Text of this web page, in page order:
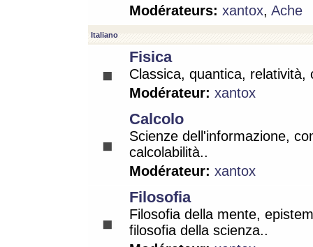
Modérateurs: xantox, Ache
Italiano
Fisica
Classica, quantica, relatività,
Modérateur: xantox
Calcolo
Scienze dell'informazione,
calcolabilità..
Modérateur: xantox
Filosofia
Filosofia della mente,
filosofia della scienza..